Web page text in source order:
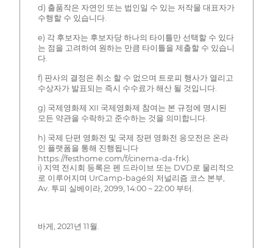
d) 출품작은 자연인 또는 법인일 수 있는 저작물 대표자가
수행할 수 있습니다.
e) 각 후보자는 후보자당 하나의 타이틀만 선택할 수 있다
는 점을 고려하여 원하는 만큼 타이틀을 제출할 수 있습니
다.
f) 판사의 결정은 취소 할 수 없으며 트로피 행사가 열리고
수상자가 발표되는 즉시 수수료가 해산 될 것입니다.
g) 국제영화제 XII 국제영화제 참여는 본 규정에 명시된
모든 약관을 수락하고 준수하는 것을 의미합니다.
h) 국제 단편 영화전 및 국제 장편 영화전 응모전은 온라
인 플랫폼을 통해 진행됩니다
https://festhome.com/f/cinema-da-frk).
i) 지역 전시회 등록은 펜 드라이브 또는 DVD로 물리적으
로 이루어지며 UrCamp-bagé의 저널리즘 코스 본부,
Av. 투피 실베이라, 2099, 14:00 ~ 22:00 부터.
바게, 2021년 11월.